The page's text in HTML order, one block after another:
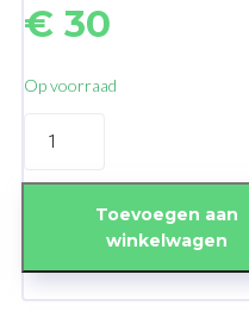
€ 30
Op voorraad
Brown
11
Toevoegen aan
winkelwagen